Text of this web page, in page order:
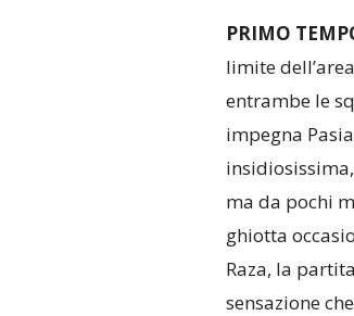
PRIMO
limite
entrambe le
impegna
ma da pochi
ghiotta
Raza, la
sensazione